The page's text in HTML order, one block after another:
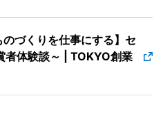
づくりを仕事にする】セ
体験談～ | TOKYO創業